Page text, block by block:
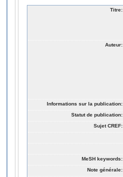
Titre:
Auteur:
Informations sur la publication:
Statut de publication:
Sujet CREF:
MeSH keywords:
Note générale: